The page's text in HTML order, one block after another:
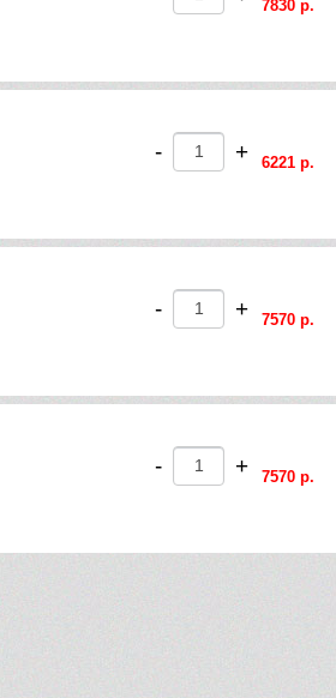
7830 р.
- + 6221 р.
- + 7570 р.
- + 7570 р.